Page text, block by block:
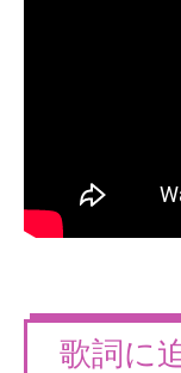
歌詞に